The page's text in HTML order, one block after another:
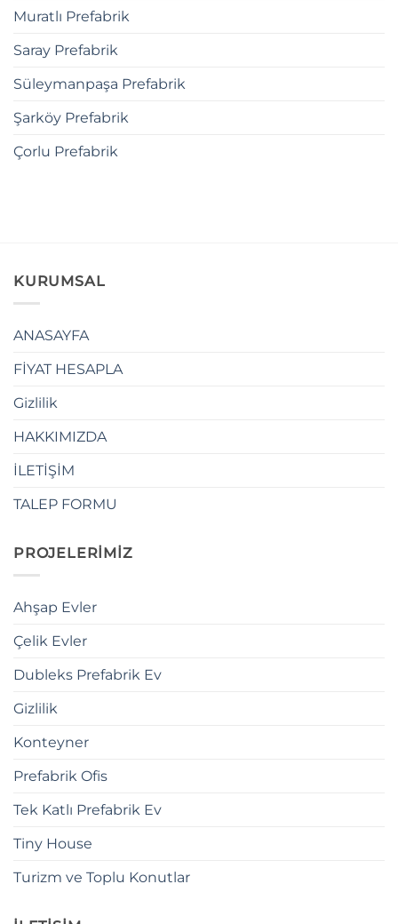
Muratlı Prefabrik
Saray Prefabrik
Süleymanpaşa Prefabrik
Şarköy Prefabrik
Çorlu Prefabrik
KURUMSAL
ANASAYFA
FİYAT HESAPLA
Gizlilik
HAKKIMIZDA
İLETİŞİM
TALEP FORMU
PROJELERİMİZ
Ahşap Evler
Çelik Evler
Dubleks Prefabrik Ev
Gizlilik
Konteyner
Prefabrik Ofis
Tek Katlı Prefabrik Ev
Tiny House
Turizm ve Toplu Konutlar